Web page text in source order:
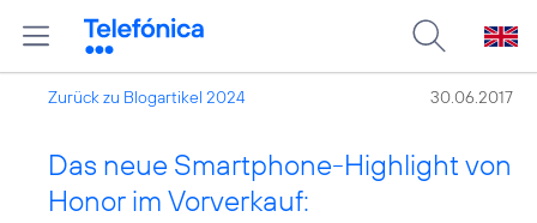
Zurück zu Blogartikel 2024 30.06.2017
Das neue Smartphone-Highlight von
Honor im Vorverkauf: